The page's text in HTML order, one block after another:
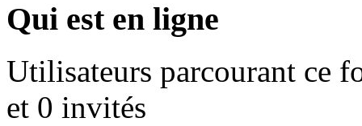
Qui est en ligne
Utilisateurs parcourant ce
et 0 invités